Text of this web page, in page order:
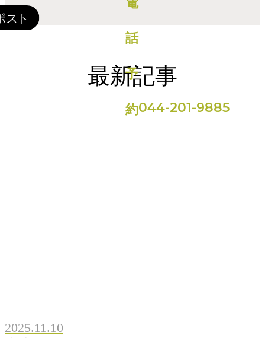
044-201-9885
最新記事
2025.11.10